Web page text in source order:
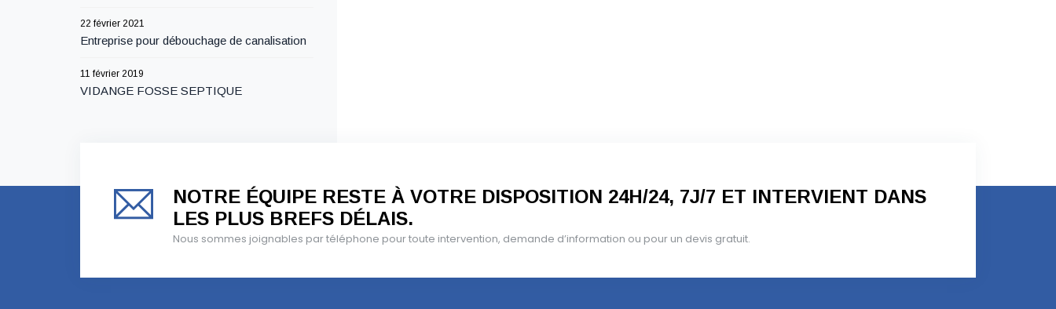
22 février 2021
Entreprise pour débouchage de canalisation
11 février 2019
VIDANGE FOSSE SEPTIQUE
NOTRE ÉQUIPE RESTE À VOTRE DISPOSITION 24H/24, 7J/7 ET INTERVIENT DANS
LES PLUS BREFS DÉLAIS.
Nous sommes joignables par téléphone pour toute intervention, demande d’information ou pour un devis gratuit.